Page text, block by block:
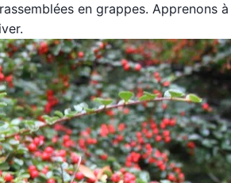
en grappes. Apprenons à